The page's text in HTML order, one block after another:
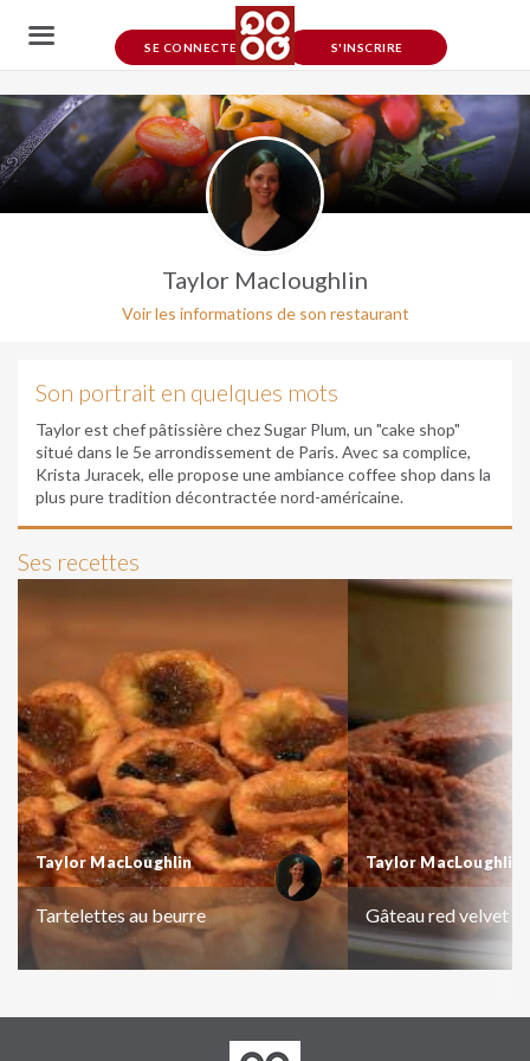
SE CONNECTER S'INSCRIRE
Taylor Macloughlin
Voir les informations de son restaurant
Son portrait en quelques mots
Taylor est chef pâtissière chez Sugar Plum, un "cake shop"
situé dans le 5e arrondissement de Paris. Avec sa complice,
Krista Juracek, elle propose une ambiance coffee shop dans la
plus pure tradition décontractée nord-américaine.
Ses recettes
Taylor MacLoughlin
Tartelettes au beurre
Taylor MacLoughlin
Gâteau red velvet